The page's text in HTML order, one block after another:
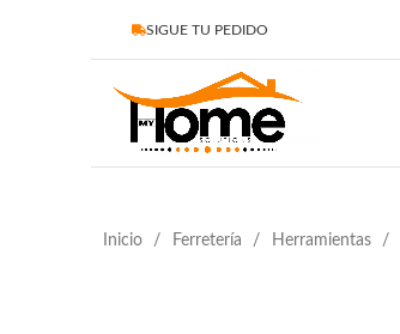
SIGUE TU PEDIDO
Inicio Ferretería Herramientas